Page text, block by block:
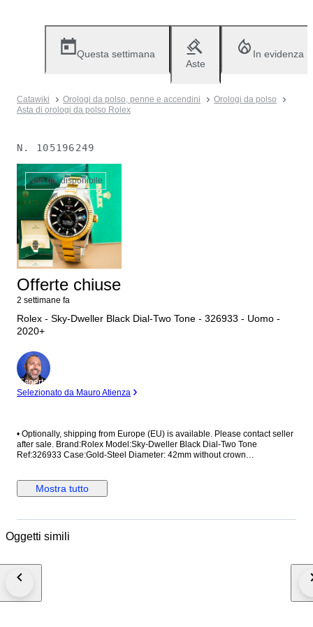
Questa settimana
Aste
In evidenza
Catawiki Orologi da polso, penne e accendini
Orologi da polso
Asta di orologi da polso Rolex
N. 105196249
Non più disponibile
Offerte chiuse
2 settimane fa
Rolex - Sky-Dweller Black Dial-Two Tone - 326933 - Uomo -
2020+
Esperto
Selezionato da Mauro Atienza
•⁠ ⁠Optionally, shipping from Europe (EU) is available. Please contact seller
after sale. Brand:Rolex Model:Sky-Dweller Black Dial-Two Tone
Ref:326933 Case:Gold-Steel Diameter: 42mm without crown
Extras: Full Set The box shown in the picture is a shooting accessories.
Not included. Shipping via Fedex or UPS (Its so safe and fast)
Mostra tutto
Oggetti simili